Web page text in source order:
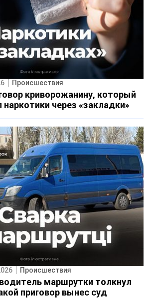
Происшествия
криворожанину, который
наркотики через «закладки»
Происшествия
маршрутки толкнул
приговор вынес суд